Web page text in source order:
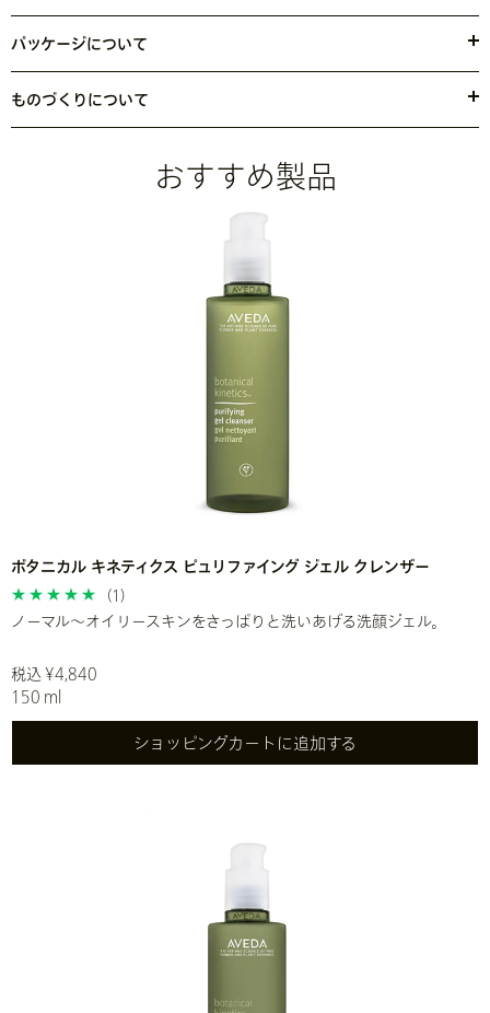
●水・トリ（カプリル酸／カプリン酸）グリセリル・グリセリン・マ
カデミアナッツ脂肪酸エチル・ステアリン酸グリセリル・ジメチコ
ンガム・水添レシチン・カフェイン・カプリリルグリコール・グルコ
ン酸Ｎａ・グルコサミンＨＣｌ・オオアザミ果実エキス・加水分解ア
油・テリハボク種子油・塩化Ｃａ・オウゴン根エキス・グリシルヒザ
チルヘキサペプチド－８・フェノキシエタノール・サリチル酸・ソル
※ アヴェダの商品の成分は日々進化していきます。成分については最新の
パッケージについて
チューブの45％に再生素材を使用し、外箱の90％以上に再生繊維で
作られています。資源回収については、お住まいの地域の清掃・リ
ものづくりについて
風力・太陽光発電で製品を製造 しています。
を通じてアヴェダの太陽電池や風力エネルギーによる電力が供給されています。更に、
ェイスト認証を取得できるよう取り組んでいます。また、美容業界において、100%再
おすすめ製品
ボタニカル キネティクス ピュリファイング ジェル クレンザー
(1)
ノーマル～オイリースキンをさっぱりと洗いあげる洗顔ジェル。
税込 ¥4,840
150 ml
ショッピングカートに追加する